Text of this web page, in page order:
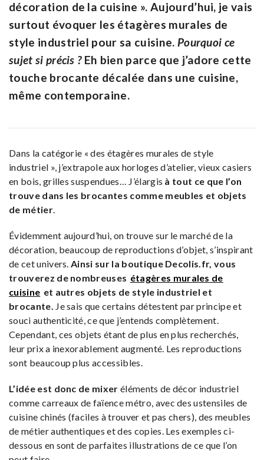
décoration de la cuisine ». Aujourd’hui, je vais
surtout évoquer les étagères murales de
style industriel pour sa cuisine. Pourquoi ce
sujet si précis ?Eh bien parce que j’adore cette
touche brocante décalée dans une cuisine,
même contemporaine.
Dans la catégorie « des étagères murales de style
industriel », j’extrapole aux horloges d’atelier, vieux casiers
en bois, grilles suspendues… J’élargis à tout ce que l’on
trouve dans les brocantes comme meubles et objets
de métier.
Évidemment aujourd’hui, on trouve sur le marché de la
décoration, beaucoup de reproductions d’objet, s’inspirant
de cet univers.Ainsi sur la boutique Decolis.fr, vous
trouverez de nombreuses étagères murales de
cuisine et autres objets de style industriel et
brocante. Je sais que certains détestent par principe et
souci authenticité, ce que j’entends complètement.
Cependant, ces objets étant de plus en plus recherchés,
leur prix a inexorablement augmenté. Les reproductions
sont beaucoup plus accessibles.
L’idée est donc de mixer éléments de décor industriel
comme carreaux de faïence métro, avec des ustensiles de
cuisine chinés (faciles à trouver et pas chers), des meubles
de métier authentiques et des copies. Les exemples ci-
dessous en sont de parfaites illustrations de ce que l’on